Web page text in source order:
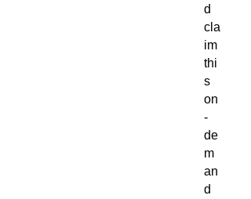
d
cla
im
thi
s
on
-
de
m
an
d